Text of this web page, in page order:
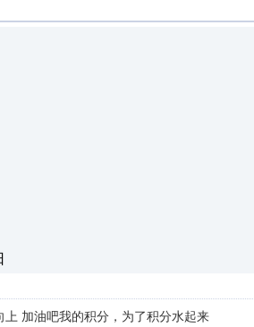
加油吧我的积分，为了积分水起来